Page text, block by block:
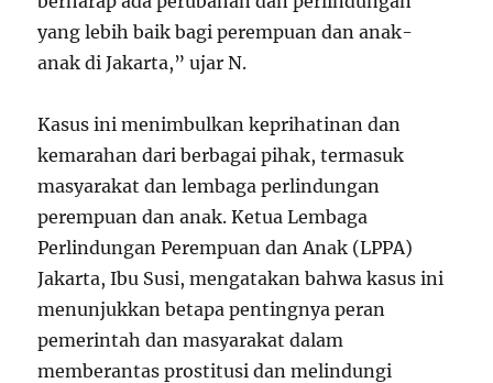
yang lebih baik bagi perempuan dan anak-
anak di Jakarta,” ujar N.
Kasus ini menimbulkan keprihatinan dan
kemarahan dari berbagai pihak, termasuk
masyarakat dan lembaga perlindungan
perempuan dan anak. Ketua Lembaga
Perlindungan Perempuan dan Anak (LPPA)
Jakarta, Ibu Susi, mengatakan bahwa kasus ini
menunjukkan betapa pentingnya peran
pemerintah dan masyarakat dalam
memberantas prostitusi dan melindungi